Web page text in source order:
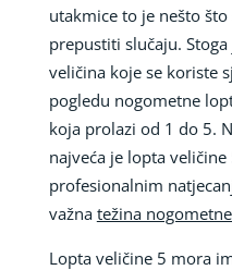
utakmice to je nešto
prepustiti slučaju.
veličina koje se koriste
pogledu nogometne
koja prolazi od 1 do 5.
najveća je lopta
profesionalnim
važna težina
Lopta veličine 5 mora